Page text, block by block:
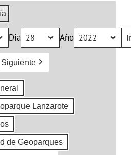
Día Año
Siguiente
Lanzarote
de Geoparques